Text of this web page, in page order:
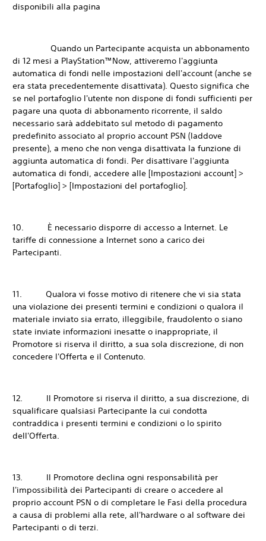
disponibili alla pagina
Quando un Partecipante acquista un abbonamento
di 12 mesi a PlayStation™Now, attiveremo l'aggiunta
automatica di fondi nelle impostazioni dell'account (anche se
era stata precedentemente disattivata). Questo significa che
se nel portafoglio l'utente non dispone di fondi sufficienti per
pagare una quota di abbonamento ricorrente, il saldo
necessario sarà addebitato sul metodo di pagamento
predefinito associato al proprio account PSN (laddove
presente), a meno che non venga disattivata la funzione di
aggiunta automatica di fondi. Per disattivare l'aggiunta
automatica di fondi, accedere alle [Impostazioni account] >
[Portafoglio] > [Impostazioni del portafoglio].
10. È necessario disporre di accesso a Internet. Le
tariffe di connessione a Internet sono a carico dei
Partecipanti.
11. Qualora vi fosse motivo di ritenere che vi sia stata
una violazione dei presenti termini e condizioni o qualora il
materiale inviato sia errato, illeggibile, fraudolento o siano
state inviate informazioni inesatte o inappropriate, il
Promotore si riserva il diritto, a sua sola discrezione, di non
concedere l'Offerta e il Contenuto.
12. Il Promotore si riserva il diritto, a sua discrezione, di
squalificare qualsiasi Partecipante la cui condotta
contraddica i presenti termini e condizioni o lo spirito
dell'Offerta.
13. Il Promotore declina ogni responsabilità per
l'impossibilità dei Partecipanti di creare o accedere al
proprio account PSN o di completare le Fasi della procedura
a causa di problemi alla rete, all'hardware o al software dei
Partecipanti o di terzi.